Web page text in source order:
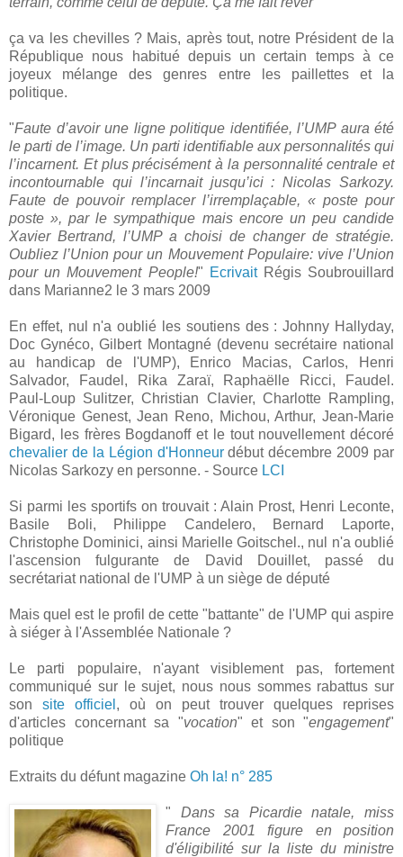
ça va les chevilles ? Mais, après tout, notre Président de la
République nous habitué depuis un certain temps à ce
joyeux mélange des genres entre les paillettes et la
politique.
"Faute d’avoir une ligne politique identifiée, l’UMP aura été
le parti de l’image. Un parti identifiable aux personnalités qui
l’incarnent. Et plus précisément à la personnalité centrale et
incontournable qui l’incarnait jusqu’ici : Nicolas Sarkozy.
Faute de pouvoir remplacer l’irremplaçable, « poste pour
poste », par le sympathique mais encore un peu candide
Xavier Bertrand, l’UMP a choisi de changer de stratégie.
Oubliez l’Union pour un Mouvement Populaire: vive l’Union
pour un Mouvement People!" EcrivaitRégis Soubrouillard
dans Marianne2 le 3 mars 2009
En effet, nul n'a oublié les soutiens des : Johnny Hallyday,
Doc Gynéco, Gilbert Montagné (devenu secrétaire national
au handicap de l'UMP), Enrico Macias, Carlos, Henri
Salvador, Faudel, Rika Zaraï, Raphaëlle Ricci, Faudel.
Paul-Loup Sulitzer, Christian Clavier, Charlotte Rampling,
Véronique Genest, Jean Reno, Michou, Arthur, Jean-Marie
Bigard, les frères Bogdanoff et le tout nouvellement décoré
chevalier de la Légion d'Honneurdébut décembre 2009 par
Nicolas Sarkozy en personne. - Source LCI
Si parmi les sportifs on trouvait : Alain Prost, Henri Leconte,
Basile Boli, Philippe Candelero, Bernard Laporte,
Christophe Dominici, ainsi Marielle Goitschel., nul n'a oublié
l'ascension fulgurante de David Douillet, passé du
secrétariat national de l'UMP à un siège de député
Mais quel est le profil de cette "battante" de l'UMP qui aspire
à siéger à l'Assemblée Nationale ?
Le parti populaire, n'ayant visiblement pas, fortement
communiqué sur le sujet, nous nous sommes rabattus sur
son site officiel , où on peut trouver quelques reprises
d'articles concernant sa "vocation" et son "engagement"
politique
Extraits du défunt magazine Oh la! n° 285
" Dans sa Picardie natale, miss
France 2001 figure en position
d'éligibilité sur la liste du ministre